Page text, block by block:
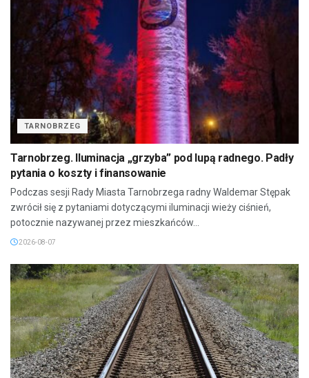
TARNOBRZEG
Tarnobrzeg. Iluminacja „grzyba” pod lupą radnego. Padły
pytania o koszty i finansowanie
Podczas sesji Rady Miasta Tarnobrzega radny Waldemar Stępak
zwrócił się z pytaniami dotyczącymi iluminacji wieży ciśnień,
potocznie nazywanej przez mieszkańców...
2026-08-07